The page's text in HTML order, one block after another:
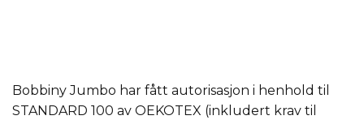
Bobbiny Jumbo har fått autorisasjon i henhold til
STANDARD 100 av OEKOTEX (inkludert krav til